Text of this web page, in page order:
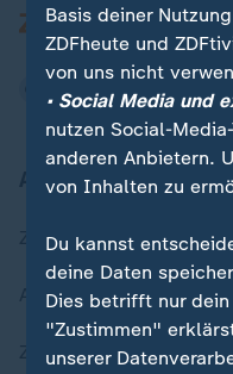
Aktuell bei ZDFheute
Zuletzt veröffentlicht
Aktuelle Sendungs-
ZDFheute Stories
Basis deiner
ZDFheute und
von uns nicht
• Social Media und
nutzen Social-
anderen Anbietern.
von Inhalten zu
Du kannst
deine Daten
Dies betrifft nur
"Zustimmen"
unserer